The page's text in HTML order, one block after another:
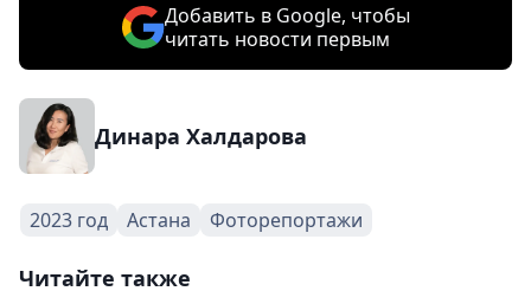
Добавить в Google, чтобы
читать новости первым
Динара Халдарова
2023 год Астана Фоторепортажи
Читайте также